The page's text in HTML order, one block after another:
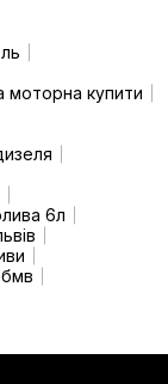
моторна купити
6л